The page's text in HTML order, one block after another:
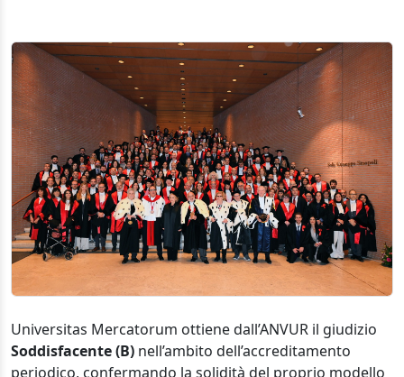
Universitas Mercatorum ottiene dall’ANVUR il giudizio
Soddisfacente (B) nell’ambito dell’accreditamento
periodico, confermando la solidità del proprio modello